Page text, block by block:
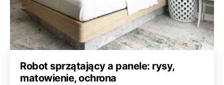
Robot sprzątający a panele: rysy,
matowienie, ochrona